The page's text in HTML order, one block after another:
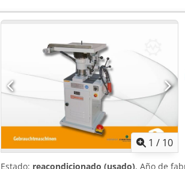
Aozlibxjgqef Potencia: 1,4 / 1,8 kW
100 mm Dimensiones: 1.450 x 680 x 1.120
claro RAL 7035. Se instaló un nuevo cuadro
nueva. Para la seguridad de la máquina,
de emergencia. Las piezas mecánicas se
suministro incluye también un rodillo a
específicos para la máquina. ¡La máquina
indicará por separado en la factura. ¡Envío
pregunta, no dude en ponerse en contacto
1 / 10
Estado: reacondicionado (usado), Año de